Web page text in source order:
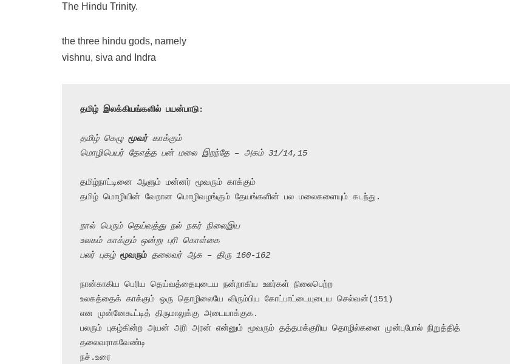
The Hindu Trinity.
the three hindu gods, namely
vishnu, siva and Indra
தமிழ் இலக்கியங்களில் பயன்பாடு:
தமிழ் கெழு மூவர் காக்கும்
மொழிபெயர் தேஎத்த பன் மலை இறந்தே – அகம் 31/14,15
தமிழ்நாட்டினை ஆளும் மன்னர் மூவரும் காக்கும்
தமிழ் மொழியின் வேறான மொழிவழங்கும் தேயங்களின் பல மலைகளையும் கடந்து.
நால் பெரும் தெய்வத்து நல் நகர் நிலைஇய
உலகம் காக்கும் ஒன்று புரி கொள்கை
பலர் புகழ் மூவரும் தலைவர் ஆக – திரு 160-162
நான்காகிய பெரிய தெய்வத்தையுடைய நன்றாகிய ஊர்கள் நிலைபெற்ற
உலகத்தைக் காக்கும் ஒரு தொழிலையே விரும்பிய கோட்பாட்டையுடைய செல்வன்(151)
என முன்னேகூட்டித் திருமாலுக்கு அடையாக்குக.
பலரும் புகழ்கின்ற அயன் அரி அரன் என்னும் மூவரும் தத்தமக்குரிய தொழில்களை முன்புபோல் நிறுத்தித்
தலைவராகவேண்டி
நச்.உரை